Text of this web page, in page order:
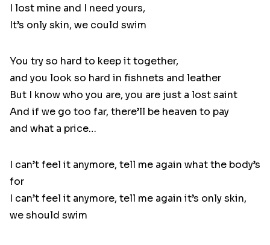
I lost mine and I need yours,
It’s only skin, we could swim
You try so hard to keep it together,
and you look so hard in fishnets and leather
But I know who you are, you are just a lost saint
And if we go too far, there’ll be heaven to pay
and what a price…
I can’t feel it anymore, tell me again what the body’s
for
I can’t feel it anymore, tell me again it’s only skin,
we should swim